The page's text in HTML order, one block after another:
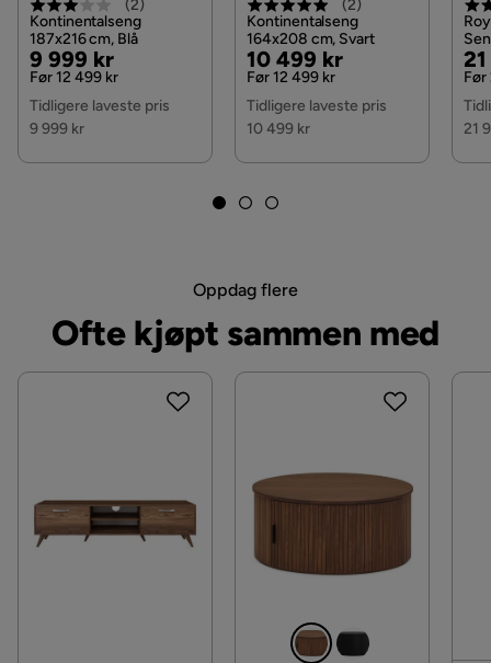
Oppbevaring
Oppbevaringstype
Øvrig
Form Rektangulær
Fjæring springfjærmadrass
Sengegavl Med hodegjerde
Fjærmadrass
(2)
Kontinentalseng
187x216 cm, Blå
Pris
9 999 kr
Original
Pris
Før 12 499 kr
Tidligere laveste pris
9 999 kr
(2)
Kontinentalseng
164x208 cm, Svart
Pris
10 499 kr
Original
Pris
Før 12 499 kr
Tidligere laveste pris
10 499 kr
Før
21
Oppdag flere
Ofte kjøpt sammen med